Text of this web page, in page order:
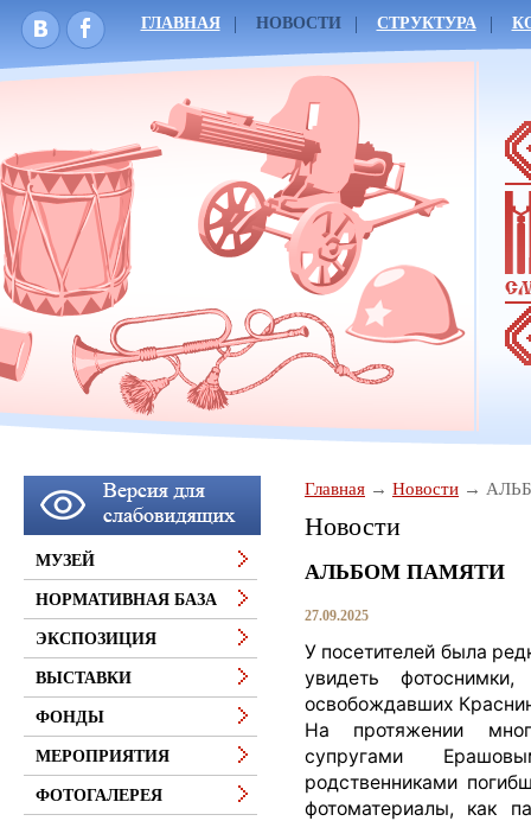
ГЛАВНАЯ НОВОСТИ СТРУКТУРА
Главная Новости
Новости
АЛЬБОМ ПАМЯТИ
27.09.2025
У посетителей была
увидеть
освобождавших
На протяжении
супругами
родственниками
фотоматериалы, как
МУЗЕЙ
НОРМАТИВНАЯ БАЗА
ЭКСПОЗИЦИЯ
ВЫСТАВКИ
ФОНДЫ
МЕРОПРИЯТИЯ
ФОТОГАЛЕРЕЯ